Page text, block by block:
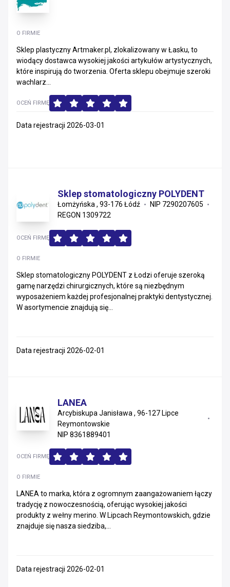
O FIRMIE
Sklep plastyczny Artmaker.pl, zlokalizowany w Łasku, to
wiodący dostawca wysokiej jakości artykułów artystycznych,
które inspirują do tworzenia. Oferta sklepu obejmuje szeroki
wachlarz...
OCEŃ FIRMĘ
Data rejestracji 2026-03-01
Sklep stomatologiczny POLYDENT
Łomżyńska , 93-176 Łódź
NIP 7290207605
REGON 1309722
O FIRMIE
Sklep stomatologiczny POLYDENT z Łodzi oferuje szeroką
gamę narzędzi chirurgicznych, które są niezbędnym
wyposażeniem każdej profesjonalnej praktyki dentystycznej.
W asortymencie znajdują się...
OCEŃ FIRMĘ
Data rejestracji 2026-02-01
LANEA
Arcybiskupa Janisława , 96-127 Lipce
Reymontowskie
NIP 8361889401
O FIRMIE
LANEA to marka, która z ogromnym zaangażowaniem łączy
tradycję z nowoczesnością, oferując wysokiej jakości
produkty z wełny merino. W Lipcach Reymontowskich, gdzie
znajduje się nasza siedziba,...
OCEŃ FIRMĘ
Data rejestracji 2026-02-01